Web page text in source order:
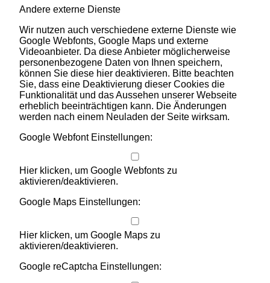
Andere externe Dienste
Wir nutzen auch verschiedene externe Dienste wie
Google Webfonts, Google Maps und externe
Videoanbieter. Da diese Anbieter möglicherweise
personenbezogene Daten von Ihnen speichern,
können Sie diese hier deaktivieren. Bitte beachten
Sie, dass eine Deaktivierung dieser Cookies die
Funktionalität und das Aussehen unserer Webseite
erheblich beeinträchtigen kann. Die Änderungen
werden nach einem Neuladen der Seite wirksam.
Google Webfont Einstellungen:
Hier klicken, um Google Webfonts zu
aktivieren/deaktivieren.
Google Maps Einstellungen:
Hier klicken, um Google Maps zu
aktivieren/deaktivieren.
Google reCaptcha Einstellungen: